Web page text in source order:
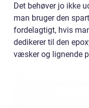
Det behøver jo ikke
man bruger den
fordelagtigt, hvis
dedikerer til den
væsker og lignende